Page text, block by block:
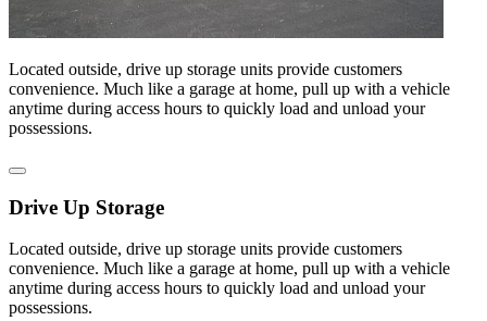
Located outside, drive up storage units provide customers
convenience. Much like a garage at home, pull up with a vehicle
anytime during access hours to quickly load and unload your
possessions.
Drive Up Storage
Located outside, drive up storage units provide customers
convenience. Much like a garage at home, pull up with a vehicle
anytime during access hours to quickly load and unload your
possessions.